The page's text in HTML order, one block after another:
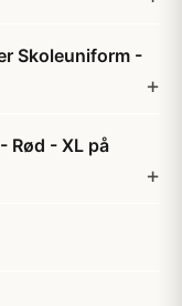
Skoleuniform -
Rød - XL på